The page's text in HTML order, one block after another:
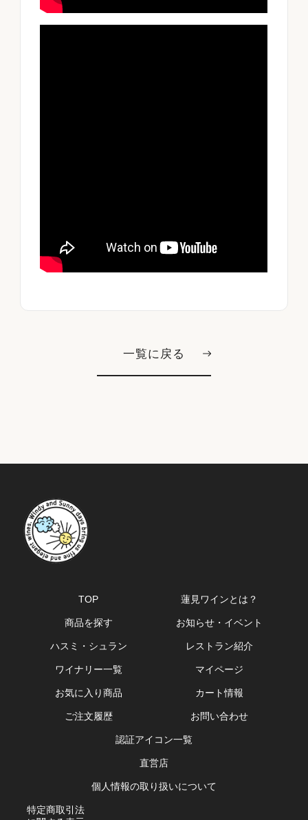
一覧に戻る
TOP 蓮見ワインとは？
商品を探す お知らせ・イベント
ハスミ・シュラン レストラン紹介
ワイナリー一覧 マイページ
お気に入り商品 カート情報
ご注文履歴 お問い合わせ
認証アイコン一覧
直営店
個人情報の取り扱いについて
特定商取引法